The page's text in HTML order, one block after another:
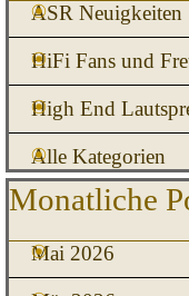
ASR Neuigkeiten
HiFi Fans und
High End
Alle Kategorien
Block überspringen
Monatliche
Mai 2026